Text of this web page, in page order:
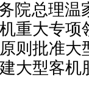
院总理温
重大专项
则批准大
大型客机